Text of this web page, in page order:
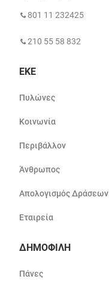
801 11 232425
210 55 58 832
ΕΚΕ
Πυλώνες
Κοινωνία
Περιβάλλον
Άνθρωπος
Απολογισμός Δράσεων
Εταιρεία
ΔΗΜΟΦΙΛΗ
Πάνες